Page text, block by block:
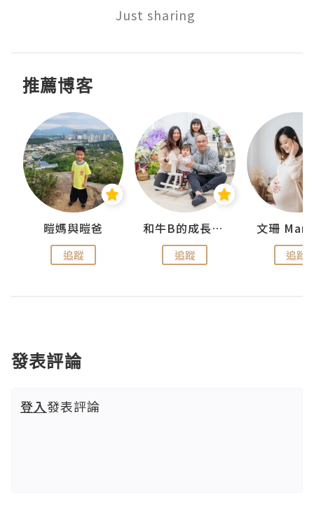
Just sharing
推薦博客
暟媽與暟爸
追蹤
和牛B的成長日記
追蹤
文珊
追蹤
發表評論
登入發表評論